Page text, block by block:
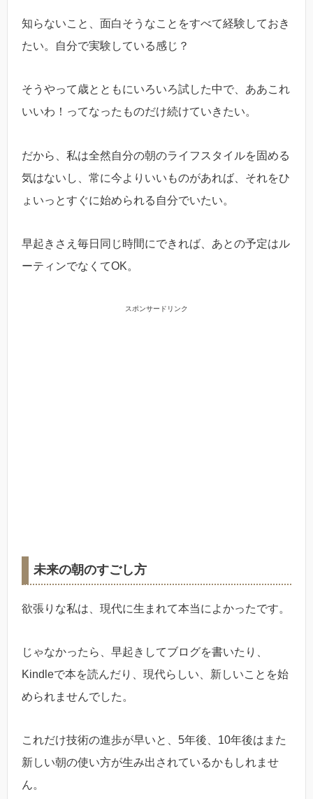
知らないこと、面白そうなことをすべて経験しておき
たい。自分で実験している感じ？
そうやって歳とともにいろいろ試した中で、ああこれ
いいわ！ってなったものだけ続けていきたい。
だから、私は全然自分の朝のライフスタイルを固める
気はないし、常に今よりいいものがあれば、それをひ
ょいっとすぐに始められる自分でいたい。
早起きさえ毎日同じ時間にできれば、あとの予定はル
ーティンでなくてOK。
スポンサードリンク
未来の朝のすごし方
欲張りな私は、現代に生まれて本当によかったです。
じゃなかったら、早起きしてブログを書いたり、
Kindleで本を読んだり、現代らしい、新しいことを始
められませんでした。
これだけ技術の進歩が早いと、5年後、10年後はまた
新しい朝の使い方が生み出されているかもしれませ
ん。